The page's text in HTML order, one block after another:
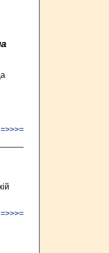
=>>>=
=>>>=